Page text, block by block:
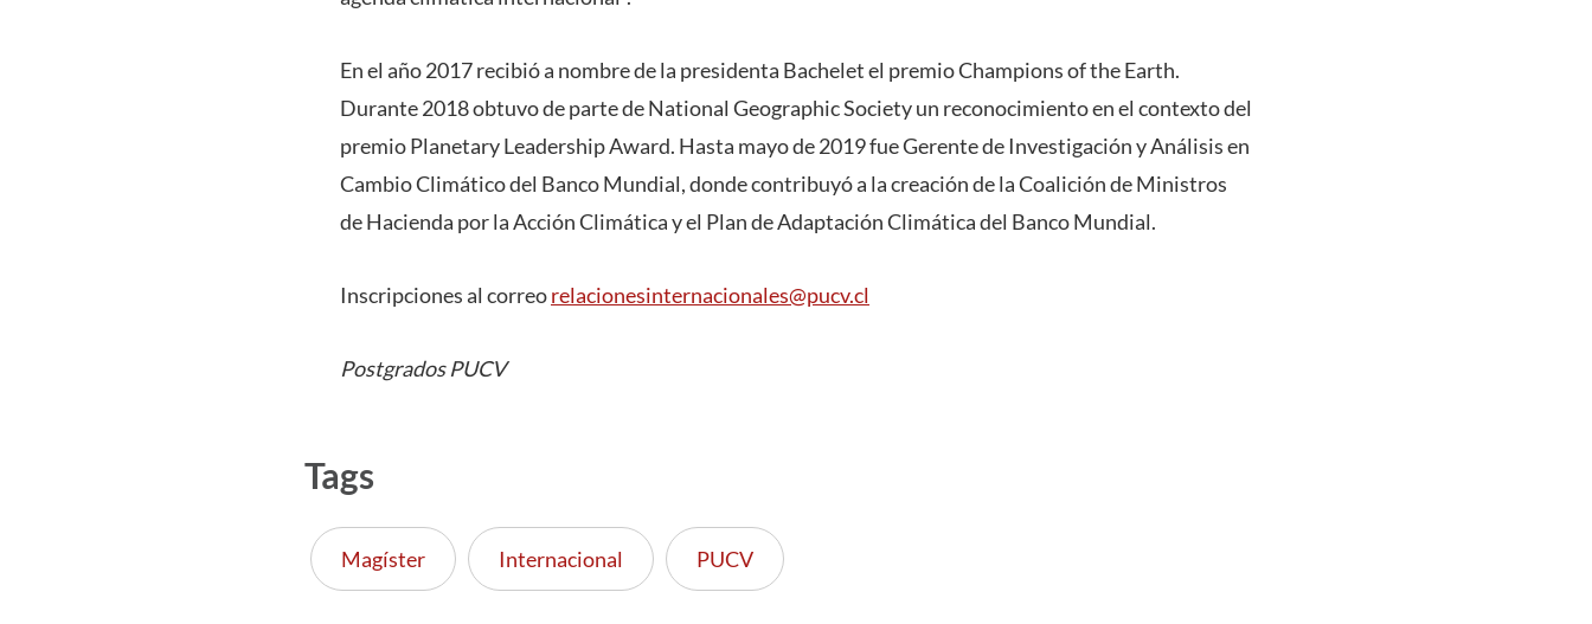
En el año 2017 recibió a nombre de la presidenta Bachelet el premio Champions of the Earth.
Durante 2018 obtuvo de parte de National Geographic Society un reconocimiento en el contexto del
premio Planetary Leadership Award. Hasta mayo de 2019 fue Gerente de Investigación y Análisis en
Cambio Climático del Banco Mundial, donde contribuyó a la creación de la Coalición de Ministros
de Hacienda por la Acción Climática y el Plan de Adaptación Climática del Banco Mundial.
Inscripciones al correorelacionesinternacionales@pucv.cl
Postgrados PUCV
Tags
Magíster Internacional PUCV